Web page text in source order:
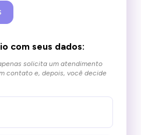
com seus dados:
solicita um atendimento
contato e, depois, você decide